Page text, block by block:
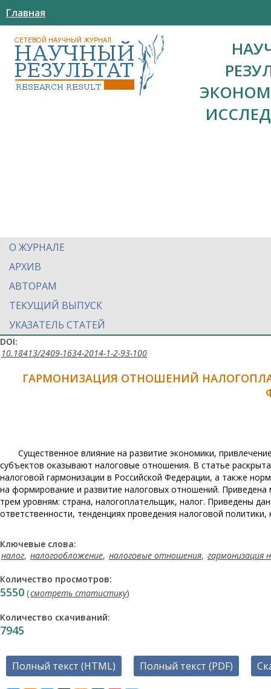
Главная
О ЖУРНАЛЕ
АРХИВ
АВТОРАМ
ТЕКУЩИЙ ВЫПУСК
УКАЗАТЕЛЬ СТАТЕЙ
DOI:
10.18413/2409-1634-2014-1-2-93-100
ГАРМОНИЗАЦИЯ ОТНОШЕНИЙ
Существенное влияние на развитие экономики,
субъектов оказывают налоговые отношения. В статье
налоговой гармонизации в Российской Федерации, а также
на формирование и развитие налоговых отношений.
трем уровням: страна, налогоплательщик, налог. Приведены
ответственности, тенденциях проведения налоговой
Ключевые слова:
налог, налогообложение, налоговые отношения, гармонизация
Количество просмотров:
5550 (смотреть статистику)
Количество скачиваний:
7945
Полный текст (HTML) Полный текст (PDF)